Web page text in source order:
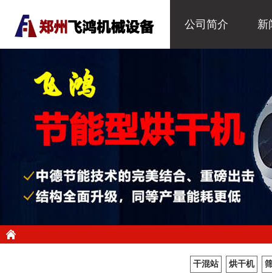
公司简介 新
干混站 烘干机